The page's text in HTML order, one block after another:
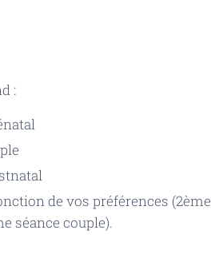
:
de vos préférences
séance couple).